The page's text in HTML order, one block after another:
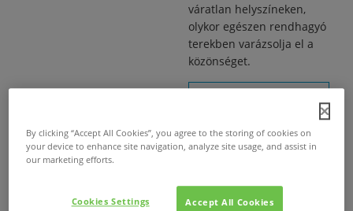
váratlan helyszíneken,
olykor egészen rendhagyó
terekben varázsolja el a
közönséget.
CAFe Budapest Kortárs
KuglerArt Szalon
Kőszegi Edit
By clicking “Accept All Cookies”, you agree to the storing of cookies on
your device to enhance site navigation, analyze site usage, and assist in
our marketing efforts.
Accept All Cookies
Cookies Settings